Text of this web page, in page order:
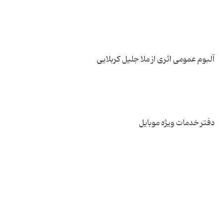
دفتر خدمات ویژه موبایل